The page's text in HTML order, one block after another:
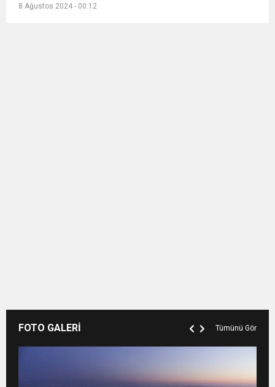
8 Ağustos 2024 - 00:12
FOTO GALERİ Tümünü Gör